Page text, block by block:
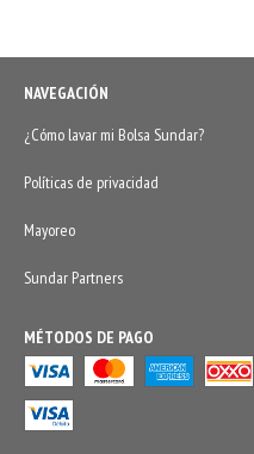
NAVEGACIÓN
¿Cómo lavar mi Bolsa Sundar?
Políticas de privacidad
Mayoreo
Sundar Partners
MÉTODOS DE PAGO